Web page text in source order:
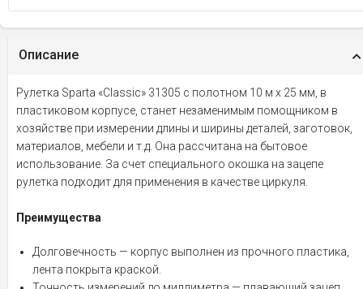
Описание
Рулетка Sparta «Classic» 31305 с полотном 10 м х 25 мм, в
пластиковом корпусе, станет незаменимым помощником в
хозяйстве при измерении длины и ширины деталей, заготовок,
материалов, мебели и т.д. Она рассчитана на бытовое
использование. За счет специального окошка на зацепе
рулетка подходит для применения в качестве циркуля.
Преимущества
Долговечность — корпус выполнен из прочного пластика,
лента покрыта краской.